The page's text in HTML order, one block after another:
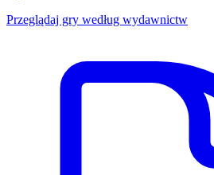
Przeglądaj gry według wydawnictw